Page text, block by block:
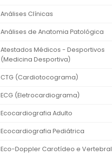
Análises Clínicas
Análises de Anatomia Patológica
Atestados Médicos - Desportivos
(Medicina Desportiva)
CTG (Cardiotocograma)
ECG (Eletrocardiograma)
Ecocardiografia Adulto
Ecocardiografia Pediátrica
Eco-Doppler Carotídeo e Vertebral